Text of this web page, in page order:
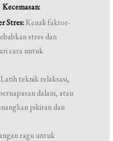
Stres:Kenali faktor-
stres dan
cara untuk
Latih teknik relaksasi,
dalam, atau
pikiran dan
ragu untuk